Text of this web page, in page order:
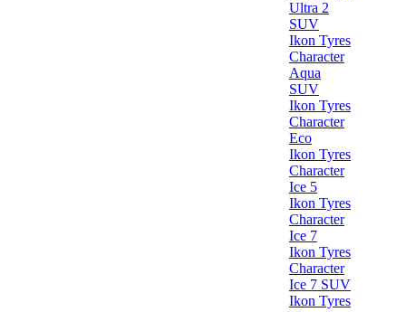
Ultra 2
SUV
Ikon Tyres
Character
Aqua
SUV
Ikon Tyres
Character
Eco
Ikon Tyres
Character
Ice 5
Ikon Tyres
Character
Ice 7
Ikon Tyres
Character
Ice 7 SUV
Ikon Tyres